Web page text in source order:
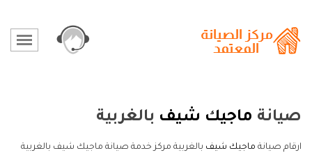
صيانة ماجيك شيف بالغربية
ارقام صيانة ماجيك شيف بالغربية مركز خدمة صيانة ماجيك شيف بالغربية